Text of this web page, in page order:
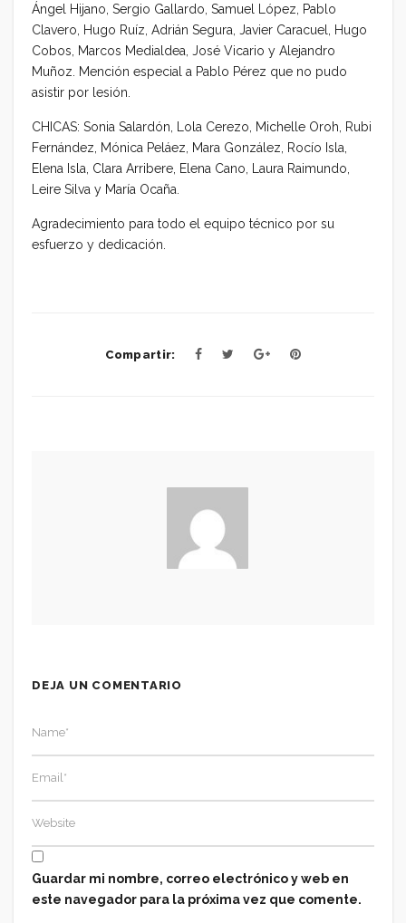
Ángel Hijano, Sergio Gallardo, Samuel López, Pablo
Clavero, Hugo Ruíz, Adrián Segura, Javier Caracuel, Hugo
Cobos, Marcos Medialdea, José Vicario y Alejandro
Muñoz. Mención especial a Pablo Pérez que no pudo
asistir por lesión.
CHICAS: Sonia Salardón, Lola Cerezo, Michelle Oroh, Rubi
Fernández, Mónica Peláez, Mara González, Rocío Isla,
Elena Isla, Clara Arribere, Elena Cano, Laura Raimundo,
Leire Silva y María Ocaña.
Agradecimiento para todo el equipo técnico por su
esfuerzo y dedicación.
Compartir:
DEJA UN COMENTARIO
Guardar mi nombre, correo electrónico y web en
este navegador para la próxima vez que comente.